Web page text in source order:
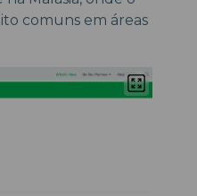
comuns em áreas